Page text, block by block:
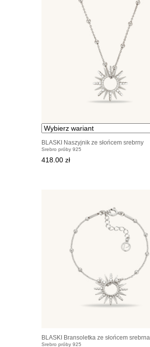
BLASKI Naszyjnik ze słońcem srebrny
Srebro próby 925
418.00 zł
BLASKI Bransoletka ze słońcem srebrna
Srebro próby 925